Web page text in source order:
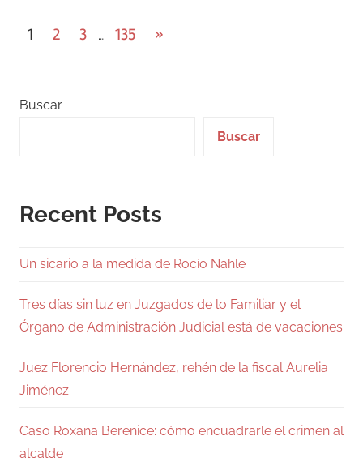
Paginación
entradas
1 2 3 … 135
Entradas
»
Buscar
Buscar
Recent Posts
Un sicario a la medida de Rocío Nahle
Tres días sin luz en Juzgados de lo Familiar y el
Órgano de Administración Judicial está de vacaciones
Juez Florencio Hernández, rehén de la fiscal Aurelia
Jiménez
Caso Roxana Berenice: cómo encuadrarle el crimen al
alcalde